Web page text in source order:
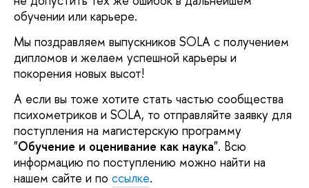
обучении или карьере.
Мы поздравляем выпускников SOLA с получением
дипломов и желаем успешной карьеры и
покорения новых высот!
А если вы тоже хотите стать частью сообщества
психометриков и SOLA, то отправляйте заявку для
поступления на магистерскую программу
"Обучение и оценивание как наука". Всю
информацию по поступлению можно найти на
нашем сайте и по ссылке.